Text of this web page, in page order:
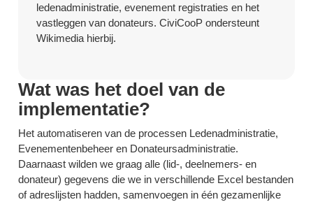
ledenadministratie, evenement registraties en het
vastleggen van donateurs. CiviCooP ondersteunt
Wikimedia hierbij.
Wat was het doel van de
implementatie?
Het automatiseren van de processen Ledenadministratie,
Evenementenbeheer en Donateursadministratie.
Daarnaast wilden we graag alle (lid-, deelnemers- en
donateur) gegevens die we in verschillende Excel bestanden
of adreslijsten hadden, samenvoegen in één gezamenlijke